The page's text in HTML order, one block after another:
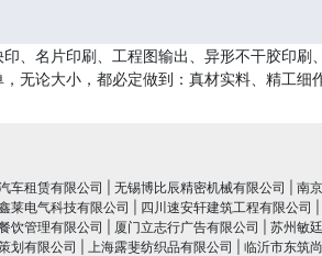
、名片印刷、工程图输出、异形不干胶印
无论大小，都必定做到：真材实料、精工细作
车租赁有限公司 无锡博比辰精密机械有限公司 南
莱电气科技有限公司
四川速安轩建筑工程有限公司
饮管理有限公司
厦门立志行广告有限公司 苏州敏
划有限公司
上海露斐纺织品有限公司 临沂市东筑